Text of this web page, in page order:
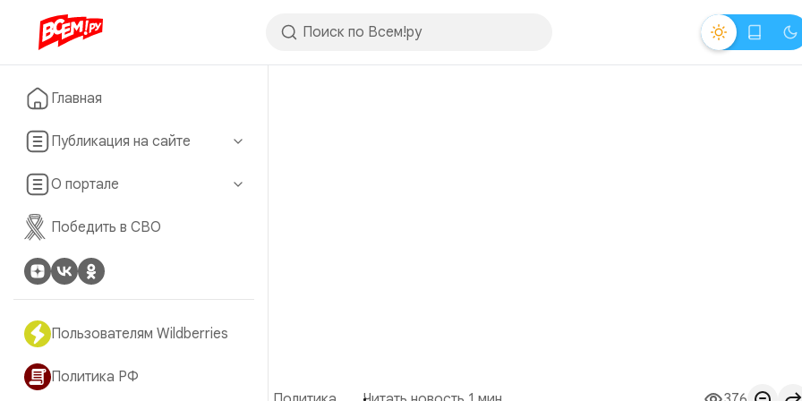
Главная
Публикация на сайте
О портале
Победить в СВО
Пользователям Wildberries
Политика РФ